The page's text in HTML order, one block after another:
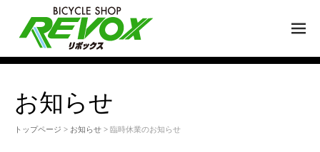
U
お知らせ
トップページ > お知らせ > 臨時休業のお知らせ